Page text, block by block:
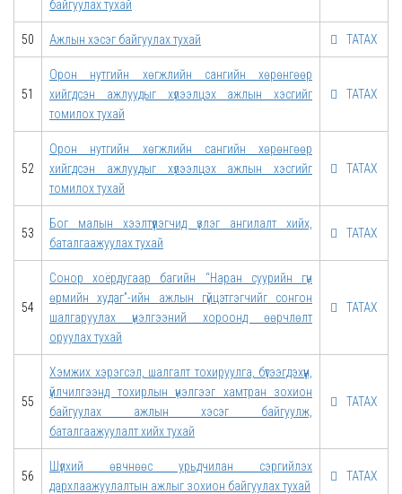
байгуулах тухай
50 Ажлын хэсэг байгуулах тухай ТАТАХ
51
Орон нутгийн хөгжлийн сангийн хөрөнгөөр
хийгдсэн ажлуудыг хүлээлцэх ажлын хэсгийг
томилох тухай
ТАТАХ
52
Орон нутгийн хөгжлийн сангийн хөрөнгөөр
хийгдсэн ажлуудыг хүлээлцэх ажлын хэсгийг
томилох тухай
ТАТАХ
53
Бог малын хээлтүүлэгчид үзлэг ангилалт хийх,
баталгаажуулах тухай
ТАТАХ
54
Сонор хоёрдугаар багийн “Наран суурийн гүн
өрмийн худаг”-ийн ажлын гүйцэтгэгчийг сонгон
шалгаруулах үнэлгээний хороонд өөрчлөлт
оруулах тухай
ТАТАХ
55
Хэмжих хэрэгсэл, шалгалт тохируулга, бүтээгдэхүүн,
үйлчилгээнд тохирлын үнэлгээг хамтран зохион
байгуулах ажлын хэсэг байгуулж,
баталгаажуулалт хийх тухай
ТАТАХ
56
Шүлхий өвчнөөс урьдчилан сэргийлэх
дархлаажуулалтын ажлыг зохион байгуулах тухай
ТАТАХ